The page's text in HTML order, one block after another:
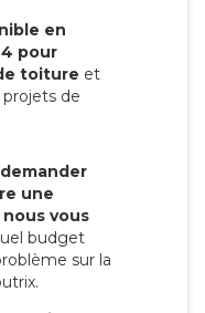
en
pour
toiture et
de
une
vous
budget
sur la